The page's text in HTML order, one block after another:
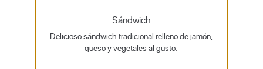
Sándwich
Delicioso sándwich tradicional relleno de jamón,
queso y vegetales al gusto.